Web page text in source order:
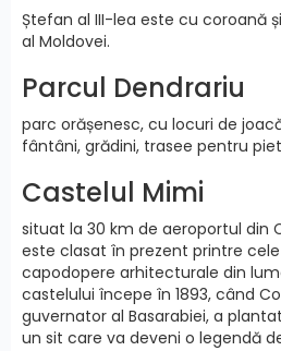
Ștefan al III-lea este cu coroană
al Moldovei.
Parcul Dendrariu
parc orășenesc, cu locuri de
fântâni, grădini, trasee pentru
Castelul Mimi
situat la 30 km de aeroportul din
este clasat în prezent printre
capodopere arhitecturale din
castelului începe în 1893, când
guvernator al Basarabiei, a
un sit care va deveni o legendă